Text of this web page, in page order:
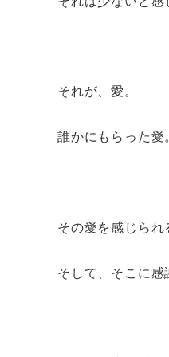
それが、愛。
誰かにもらった愛。
その愛を感じられ
そして、そこに感